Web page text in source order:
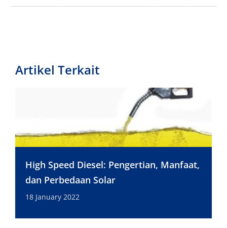
Artikel Terkait
High Speed Diesel: Pengertian, Manfaat,
dan Perbedaan Solar
18 January 2022